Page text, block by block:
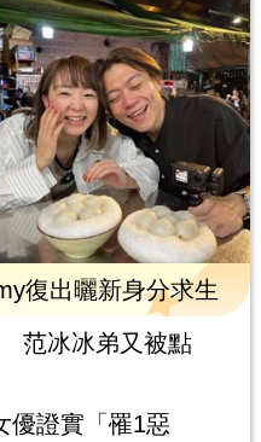
復出曬新身分求生
范冰冰弟又被點
證實「罹1惡